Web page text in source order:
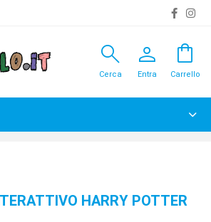
search
Cerca
person
Entra
shopping_bag
Carrello
HARRY POTTER